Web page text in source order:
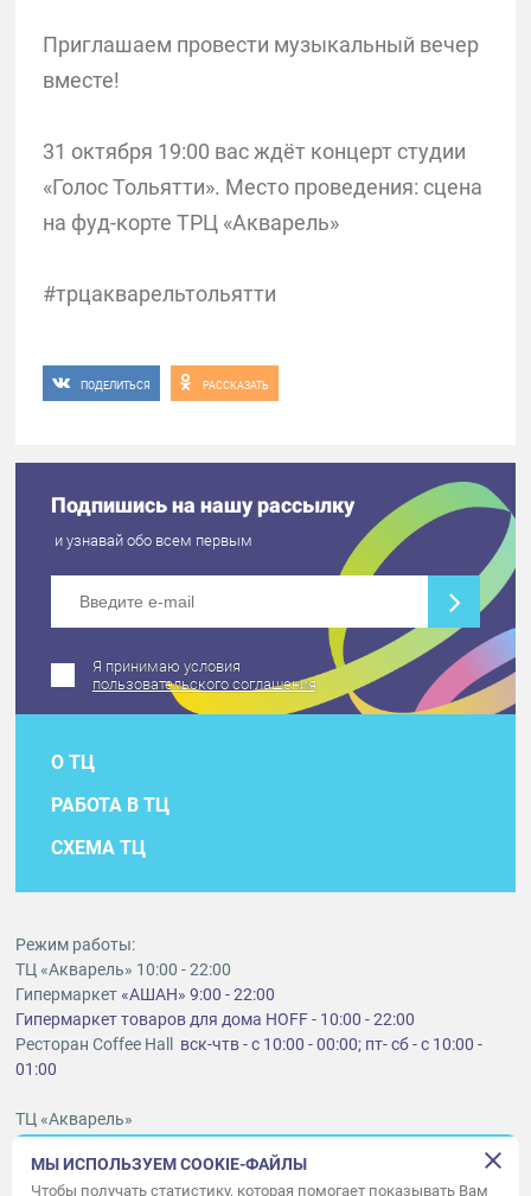
Приглашаем провести музыкальный вечер
вместе!
31 октября 19:00 вас ждёт концерт студии
«Голос Тольятти». Место проведения: сцена
на фуд-корте ТРЦ «Акварель»
#трцакварельтольятти
ПОДЕЛИТЬСЯ РАССКАЗАТЬ
Подпишись на нашу рассылку
и узнавай обо всем первым
Я принимаю условия
пользовательского соглашения
О ТЦ
РАБОТА В ТЦ
СХЕМА ТЦ
Режим работы:
ТЦ «Акварель» 10:00 - 22:00
Гипермаркет«АШАН» 9:00 - 22:00
Гипермаркет товаров для дома HOFF - 10:00 - 22:00
Ресторан Coffee Hall вск-чтв - с 10:00 - 00:00; пт- сб - с 10:00 -
01:00
ТЦ «Акварель»
lt@aquarelle-centre.ru
МЫ ИСПОЛЬЗУЕМ COOKIE-ФАЙЛЫ
Чтобы получать статистику, которая помогает показывать Вам